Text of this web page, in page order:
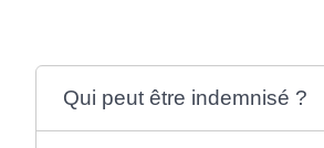
Qui peut être indemnisé ?